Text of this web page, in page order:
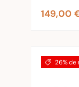
Prix
149,00
26% de